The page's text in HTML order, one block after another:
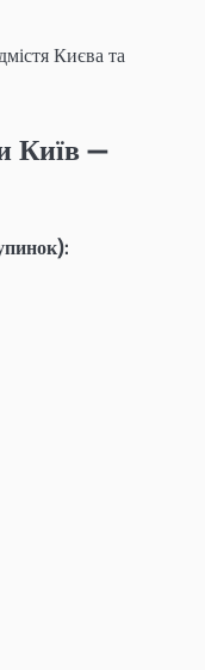
Києва та
Київ —